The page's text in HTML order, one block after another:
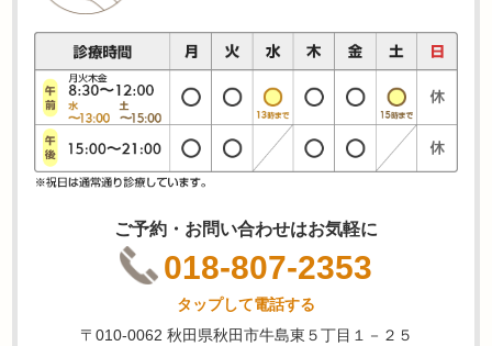
ご予約・お問い合わせはお気軽に
018-807-2353
タップして電話する
〒010-0062 秋田県秋田市牛島東５丁目１－２５